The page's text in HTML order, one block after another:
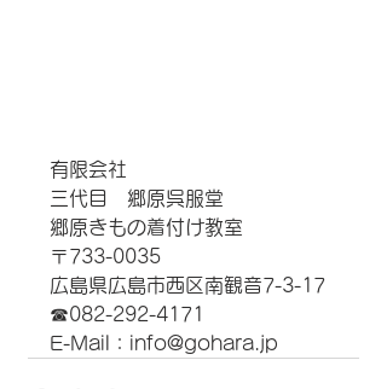
有限会社
三代目　郷原呉服堂
郷原きもの着付け教室
〒733-0035
広島県広島市西区南観音7-3-17
☎︎082-292-4171
E-Mail：info@gohara.jp